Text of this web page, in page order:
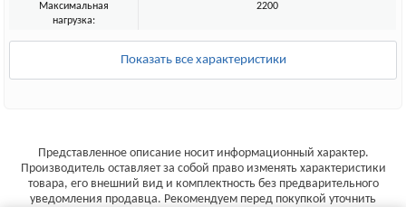
Максимальная
нагрузка:
2200
Показать все характеристики
Представленное описание носит информационный характер.
Производитель оставляет за собой право изменять характеристики
товара, его внешний вид и комплектность без предварительного
уведомления продавца. Рекомендуем перед покупкой уточнить